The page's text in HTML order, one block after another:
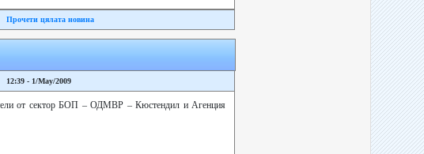
Прочети цялата новина
12:39 - 1/May/2009
от сектор БОП – ОДМВР – Кюстендил и Агенция